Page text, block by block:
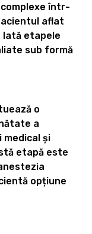
într-
aflat
etapele
sub formă
o
a
medical și
etapă este
opțiune